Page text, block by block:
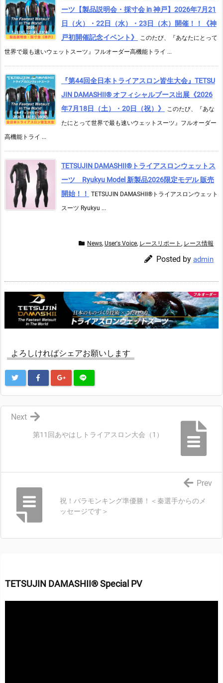
ーツ【製品説明会・採寸会 in 神戸】2026年7月21
日（火）・22日（水）・23日（木）開催！！《神
戸初開催記念イベント》
このたび、『あなたにとって
世界で最も速いウェットスーツ』フルオーダー高機能トライ ...
『第44回全日本トライアスロン皆生大会』TETSU
JIN DAMASHII® オフィシャルブース出展《2026
年7月18日（土）・20日（祝）》
このたび、『あな
たにとって世界で最も速いウェットスーツ』フルオーダー
高機能トライ ...
TETSUJIN DAMASHII®︎トライアスロンウェットス
ーツ Ryukyu Model 新製品2026限定モデル 販売
開始！！
TETSUJIN DAMASHII®︎トライアスロンウェット
スーツ Ryukyu ...
News, User's Voice, レースリポート , レース情報
Posted by admin
よろしければシェアお願いします
第11回あやはしトライアスロン大会（1）
Next
祝！バラモンキング準優勝！＜秦選手からのメ
ッセージです＞
Prev
TETSUJIN DAMASHII® Special PV